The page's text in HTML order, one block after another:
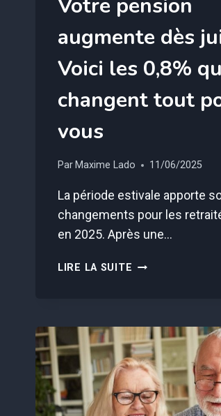
Votre pension
augmente dès
Voici les 0,8%
changent tout
vous
Par Maxime Lado 11/06/2025
La période estivale apporte
changements pour les
en 2025. Après une…
LIRE LA SUITE VOTRE
JUILLET
!
VOICI
LES
0,8%
QUI